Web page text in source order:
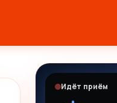
Идёт приём